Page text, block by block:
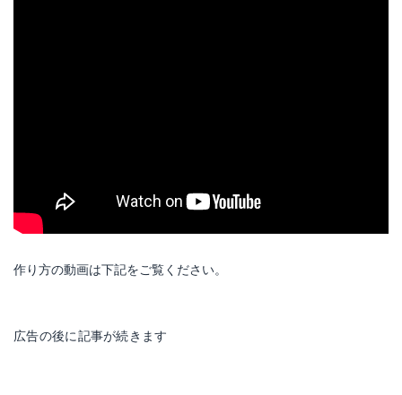
作り方の動画は下記をご覧ください。
広告の後に記事が続きます